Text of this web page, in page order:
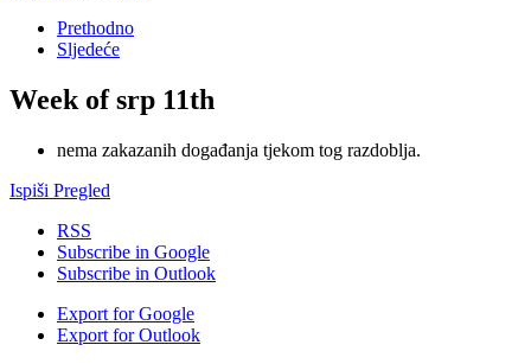
Prethodno
Sljedeće
Week of srp 11th
nema zakazanih događanja tjekom tog razdoblja.
Ispiši Pregled
RSS
Subscribe in Google
Subscribe in Outlook
Export forGoogle
Export forOutlook